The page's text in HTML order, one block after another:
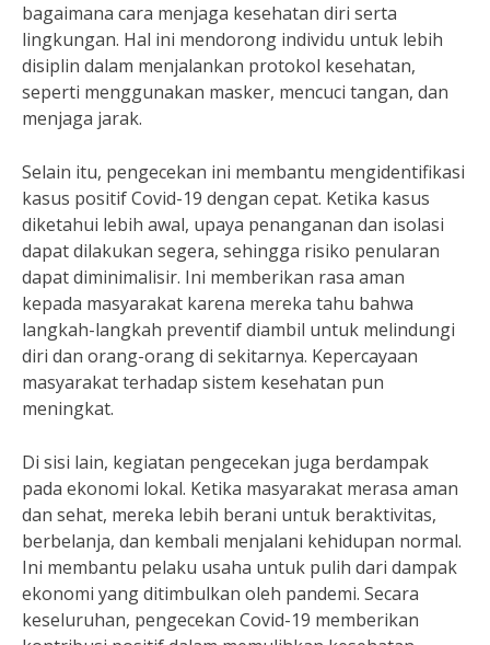
bagaimana cara menjaga kesehatan diri serta
lingkungan. Hal ini mendorong individu untuk lebih
disiplin dalam menjalankan protokol kesehatan,
seperti menggunakan masker, mencuci tangan, dan
menjaga jarak.
Selain itu, pengecekan ini membantu mengidentifikasi
kasus positif Covid-19 dengan cepat. Ketika kasus
diketahui lebih awal, upaya penanganan dan isolasi
dapat dilakukan segera, sehingga risiko penularan
dapat diminimalisir. Ini memberikan rasa aman
kepada masyarakat karena mereka tahu bahwa
langkah-langkah preventif diambil untuk melindungi
diri dan orang-orang di sekitarnya. Kepercayaan
masyarakat terhadap sistem kesehatan pun
meningkat.
Di sisi lain, kegiatan pengecekan juga berdampak
pada ekonomi lokal. Ketika masyarakat merasa aman
dan sehat, mereka lebih berani untuk beraktivitas,
berbelanja, dan kembali menjalani kehidupan normal.
Ini membantu pelaku usaha untuk pulih dari dampak
ekonomi yang ditimbulkan oleh pandemi. Secara
keseluruhan, pengecekan Covid-19 memberikan